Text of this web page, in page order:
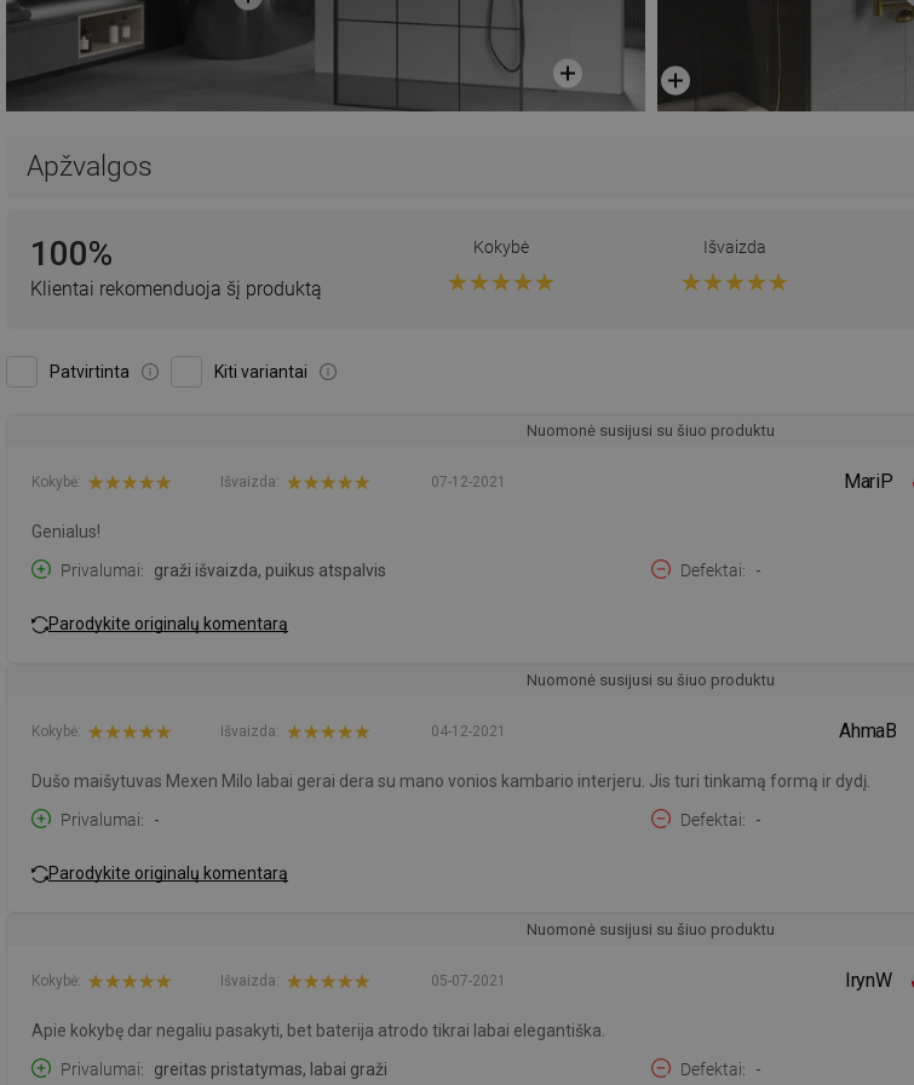
Apžvalgos
100%
Klientai rekomenduoja šį produktą
Kokybė Išvaizda
Patvirtinta Kiti variantai
Nuomonė susijusi su šiuo produktu
MariP
07-12-2021
Kokybė: Išvaizda:
Genialus!
Privalumai
graži išvaizda, puikus atspalvis Defektai -
Parodykite originalų komentarą
Nuomonė susijusi su šiuo produktu
AhmaB
04-12-2021
Kokybė: Išvaizda:
Dušo maišytuvas Mexen Milo labai gerai dera su mano vonios kambario interjeru. Jis turi tinkamą formą ir dydį.
Privalumai
- Defektai -
Parodykite originalų komentarą
Nuomonė susijusi su šiuo produktu
IrynW
05-07-2021
Kokybė: Išvaizda:
Apie kokybę dar negaliu pasakyti, bet baterija atrodo tikrai labai elegantiška.
Privalumai
greitas pristatymas, labai graži Defektai -